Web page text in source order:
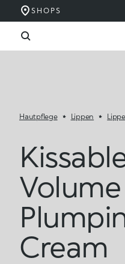
SHOPS
Hautpflege Lippen
Volume
Cream